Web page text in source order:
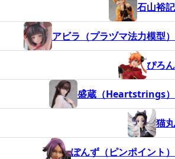
石山裕記
アビラ（プラヅマ法力模型）
ぴろん
盛蔵（Heartstrings）
猫丸
ぽんず（ピンポイント）